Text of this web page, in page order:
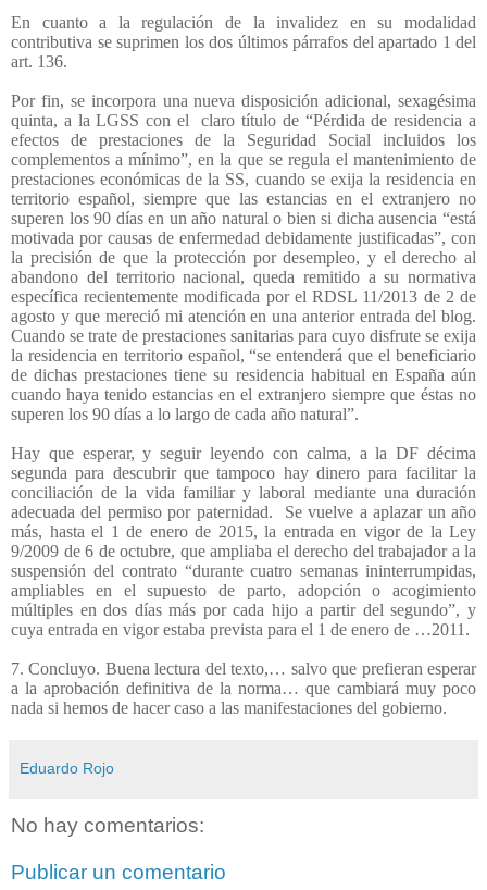
En cuanto a la regulación de la invalidez en su modalidad
contributiva se suprimen los dos últimos párrafos del apartado 1 del
art. 136.
Por fin, se incorpora una nueva disposición adicional, sexagésima
quinta, a la LGSS con el
claro título de “Pérdida de residencia a
efectos de prestaciones de la Seguridad Social incluidos los
complementos a mínimo”, en la que se regula el mantenimiento de
prestaciones económicas de la SS, cuando se exija la residencia en
territorio español, siempre que las estancias en el extranjero no
superen los 90 días en un año natural o bien si dicha ausencia “está
motivada por causas de enfermedad debidamente justificadas”, con
la precisión de que la protección por desempleo, y el derecho al
abandono del territorio nacional, queda remitido a su normativa
específica recientemente modificada por el RDSL 11/2013 de 2 de
agosto y que mereció mi atención en una anterior entrada del blog.
Cuando se trate de prestaciones sanitarias para cuyo disfrute se exija
la residencia en territorio español, “se entenderá que el beneficiario
de dichas prestaciones tiene su residencia habitual en España aún
cuando haya tenido estancias en el extranjero siempre que éstas no
superen los 90 días a lo largo de cada año natural”.
Hay que esperar, y seguir leyendo con calma, a la DF décima
segunda para descubrir que tampoco hay dinero para facilitar la
conciliación de la vida familiar y laboral mediante una duración
adecuada del permiso por paternidad.
Se vuelve a aplazar un año
más, hasta el 1 de enero de 2015, la entrada en vigor de la Ley
9/2009 de 6 de octubre, que ampliaba el derecho del trabajador a la
suspensión del contrato “durante cuatro semanas ininterrumpidas,
ampliables en el supuesto de parto, adopción o acogimiento
múltiples en dos días más por cada hijo a partir del segundo”, y
cuya entrada en vigor estaba prevista para el 1 de enero de …2011.
7. Concluyo. Buena lectura del texto,… salvo que prefieran esperar
a la aprobación definitiva de la norma… que cambiará muy poco
nada si hemos de hacer caso a las manifestaciones del gobierno.
Eduardo Rojo
No hay comentarios:
Publicar un comentario